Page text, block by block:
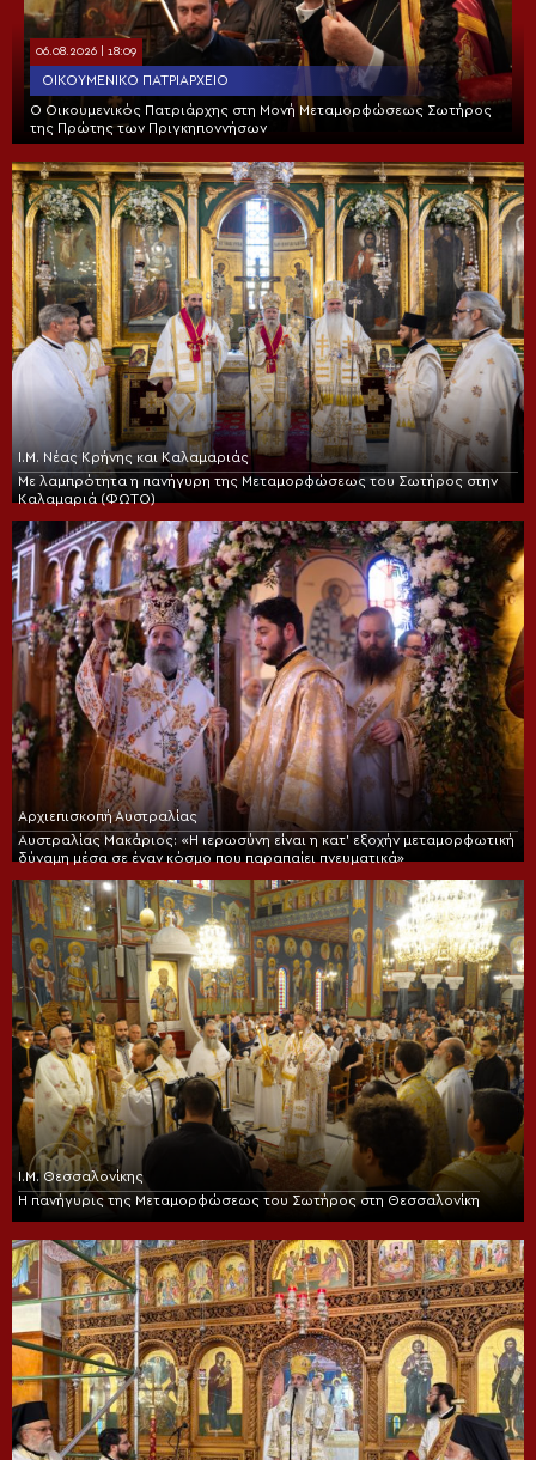
06.08.2026 | 18:09
ΟΙΚΟΥΜΕΝΙΚΌ ΠΑΤΡΙΑΡΧΕΊΟ
Ο Οικουμενικός Πατριάρχης στη Μονή Μεταμορφώσεως Σωτήρος
της Πρώτης των Πριγκηποννήσων
Ι.Μ. Νέας Κρήνης και Καλαμαριάς
Με λαμπρότητα η πανήγυρη της Μεταμορφώσεως του Σωτήρος στην
Καλαμαριά (ΦΩΤΟ)
Αρχιεπισκοπή Αυστραλίας
Αυστραλίας Μακάριος: «Η ιερωσύνη είναι η κατ’ εξοχήν μεταμορφωτική
δύναμη μέσα σε έναν κόσμο που παραπαίει πνευματικά»
Ι.Μ. Θεσσαλονίκης
Η πανήγυρις της Μεταμορφώσεως του Σωτήρος στη Θεσσαλονίκη